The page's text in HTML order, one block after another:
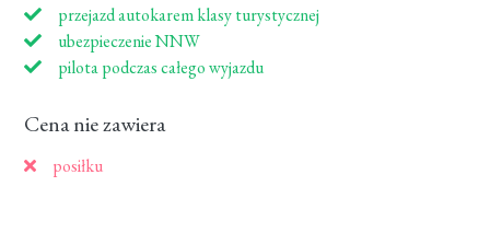
przejazd autokarem klasy turystycznej
ubezpieczenie NNW
pilota podczas całego wyjazdu
Cena nie zawiera
posiłku